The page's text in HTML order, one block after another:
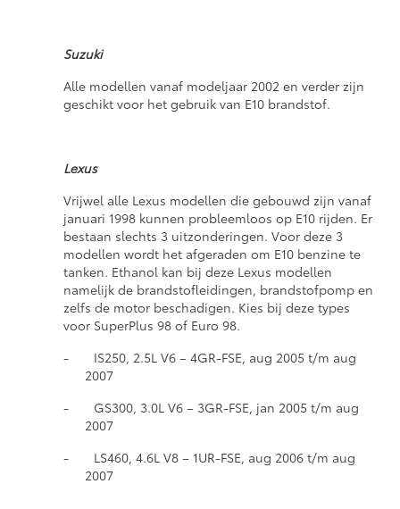
Suzuki
Alle modellen vanaf modeljaar 2002 en verder zijn
geschikt voor het gebruik van E10 brandstof.
Lexus
Vrijwel alle Lexus modellen die gebouwd zijn vanaf
januari 1998 kunnen probleemloos op E10 rijden. Er
bestaan slechts 3 uitzonderingen. Voor deze 3
modellen wordt het afgeraden om E10 benzine te
tanken. Ethanol kan bij deze Lexus modellen
namelijk de brandstofleidingen, brandstofpomp en
zelfs de motor beschadigen. Kies bij deze types
voor SuperPlus 98 of Euro 98.
- IS250, 2.5L V6 – 4GR-FSE, aug 2005 t/m aug
2007
- GS300, 3.0L V6 – 3GR-FSE, jan 2005 t/m aug
2007
- LS460, 4.6L V8 – 1UR-FSE, aug 2006 t/m aug
2007